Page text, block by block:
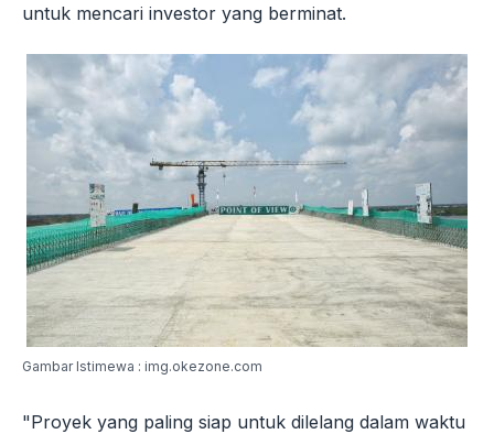
untuk mencari investor yang berminat.
Gambar Istimewa : img.okezone.com
"Proyek yang paling siap untuk dilelang dalam waktu